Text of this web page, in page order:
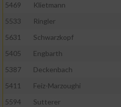
5469
Klietmann
5533
Ringler
5631
Schwarzkopf
5405
Engbarth
5387
Deckenbach
5411
Feiz-Marzoughi
5594
Sutterer